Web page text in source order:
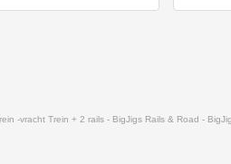
-vracht Trein + 2 rails - BigJigs Rails & Road -